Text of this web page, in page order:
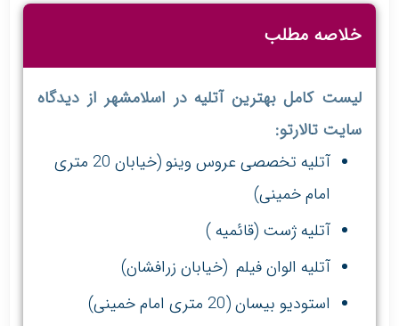
خلاصه مطلب
لیست کامل بهترین آتلیه در اسلامشهر از دیدگاه
سایت تالارتو:
آتلیه تخصصی عروس وینو (خیابان 20 متری
امام خمینی)
آتلیه ژست (قائمیه )
آتلیه الوان فیلم (خیابان زرافشان)
استودیو بیسان (20 متری امام خمینی)